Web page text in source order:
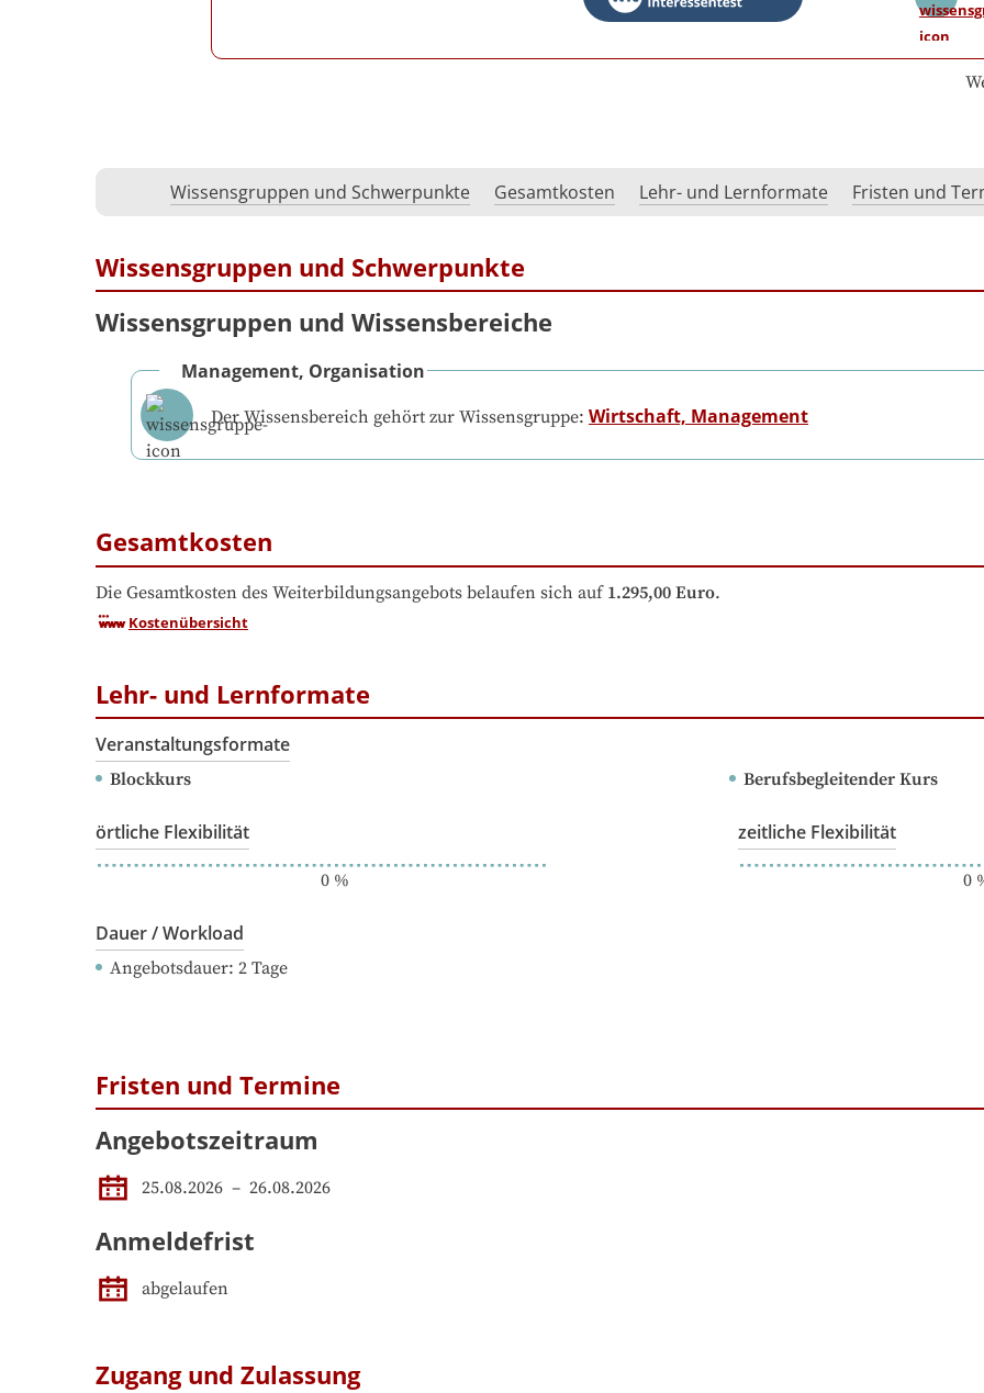
Wissensgruppen und Schwerpunkte Gesamtkosten Lehr- und Lernformate Fristen und
Wissensgruppen und Schwerpunkte
Wissensgruppen und Wissensbereiche
Management, Organisation
Der Wissensbereich gehört zur Wissensgruppe: Wirtschaft, Management
Gesamtkosten
Die Gesamtkosten des Weiterbildungsangebots belaufen sich auf 1.295,00 Euro.
Kostenübersicht
Lehr- und Lernformate
Veranstaltungsformate
Blockkurs Berufsbegleitender Kurs
örtliche Flexibilität
0%
zeitliche Flexibilität
0
Dauer / Workload
Angebotsdauer: 2 Tage
Fristen und Termine
Angebotszeitraum
25.08.2026 – 26.08.2026
Anmeldefrist
abgelaufen
Zugang und Zulassung